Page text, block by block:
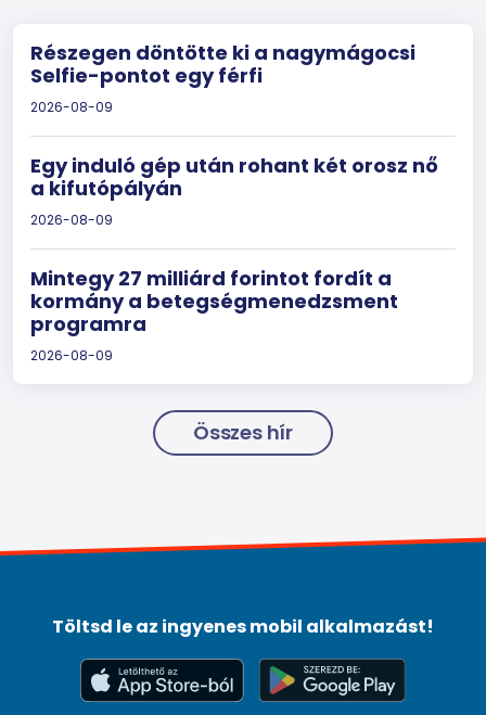
Részegen döntötte ki a nagymágocsi
Selfie-pontot egy férfi
2026-08-09
Egy induló gép után rohant két orosz nő
a kifutópályán
2026-08-09
Mintegy 27 milliárd forintot fordít a
kormány a betegségmenedzsment
programra
2026-08-09
Összes hír
Töltsd le az ingyenes mobil alkalmazást!